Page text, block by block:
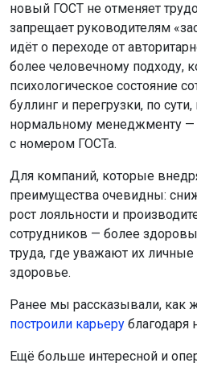
новый ГОСТ не отменяет
запрещает руководителям
идёт о переходе от
более человечному подходу,
психологическое состояние
буллинг и перегрузки, по
нормальному менеджменту —
с номером ГОСТа.
Для компаний, которые
преимущества очевидны:
рост лояльности и
сотрудников — более
труда, где уважают их
здоровье.
Ранее мы рассказывали, как
построили карьеру благодаря
Ещё больше интересной и